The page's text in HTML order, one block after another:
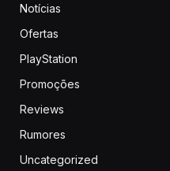
Notícias
Ofertas
PlayStation
Promoções
Reviews
Rumores
Uncategorized